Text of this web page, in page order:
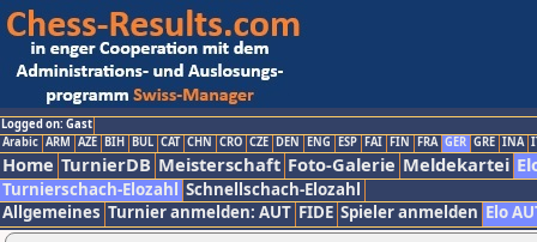
Logged on: Gast
Arabic ARM AZE BIH BUL CAT CHN CRO CZE DEN ENG ESP FAI FIN FRA GER GRE INA
Home TurnierDB Meisterschaft Foto-Galerie Meldekartei
Turnierschach-Elozahl Schnellschach-Elozahl
Allgemeines Turnier anmelden: AUT FIDE Spieler anmelden Elo